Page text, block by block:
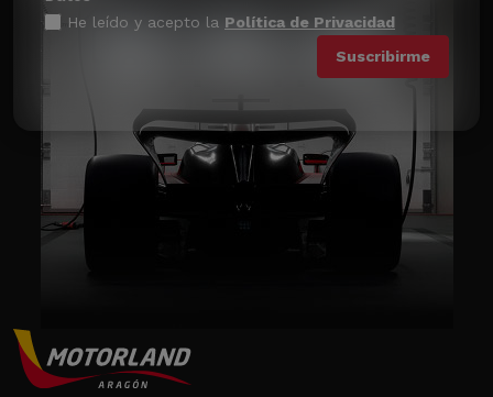
He leído y acepto la Política de Privacidad